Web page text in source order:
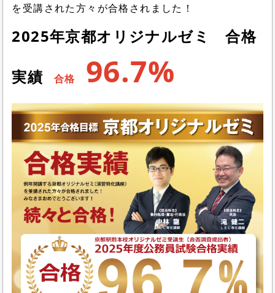
を受講された方々が合格されました！
2025年京都オリジナルゼミ 合格
実績
合格 96.7%